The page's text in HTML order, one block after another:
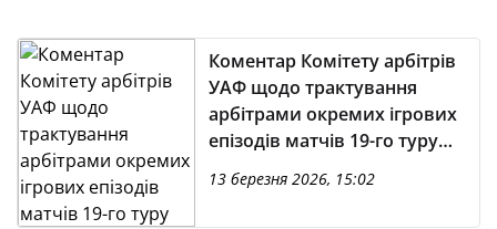
Коментар Комітету арбітрів
УАФ щодо трактування
арбітрами окремих ігрових
епізодів матчів 19-го туру
VBET Української Премʼєр-
Ліги-2025/2026
13 березня 2026, 15:02